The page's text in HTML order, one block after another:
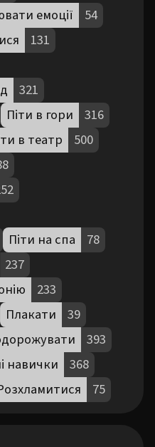
емоції
54
131
321
Піти в гори
316
в театр
500
Піти на спа
78
237
233
Плакати
39
393
навички
368
75